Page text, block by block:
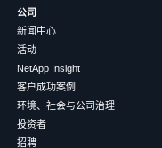
公司
新闻中心
活动
NetApp Insight
客户成功案例
环境、社会与公司治理
投资者
招聘